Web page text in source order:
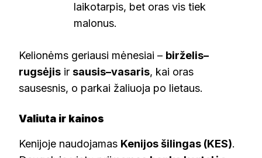
laikotarpis, bet oras vis tiek
malonus.
Kelionėms geriausi mėnesiai – birželis–
rugsėjis ir sausis–vasaris, kai oras
sausesnis, o parkai žaliuoja po lietaus.
Valiuta ir kainos
Kenijoje naudojamas Kenijos šilingas (KES).